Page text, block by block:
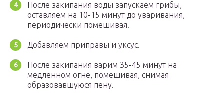
После закипания воды запускаем грибы,
оставляем на 10-15 минут до уваривания,
периодически помешивая.
Добавляем приправы и уксус.
После закипания варим 35-45 минут на
медленном огне, помешивая, снимая
образовавшуюся пену.